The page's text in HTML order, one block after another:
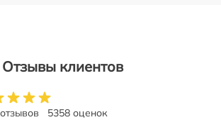
Отзывы клиентов
5358 оценок